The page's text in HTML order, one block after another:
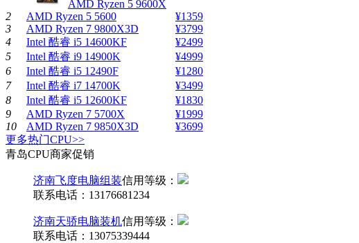
AMD Ryzen 5 9600X
2
AMD Ryzen 5 5600
¥1359
3
AMD Ryzen 7 9800X3D
¥3799
4
Intel 酷睿 i5 14600KF
¥2499
5
Intel 酷睿 i9 14900K
¥4999
6
Intel 酷睿 i5 12490F
¥1280
7
Intel 酷睿 i7 14700K
¥3499
8
Intel 酷睿 i5 12600KF
¥1830
9
AMD Ryzen 7 5700X
¥1999
10
AMD Ryzen 7 9850X3D
¥3699
更多热门CPU>>
青岛CPU商家促销
济南飞度电脑组装信用等级：
联系电话： 13176681234
济南天骄电脑装机信用等级：
联系电话： 13075339444